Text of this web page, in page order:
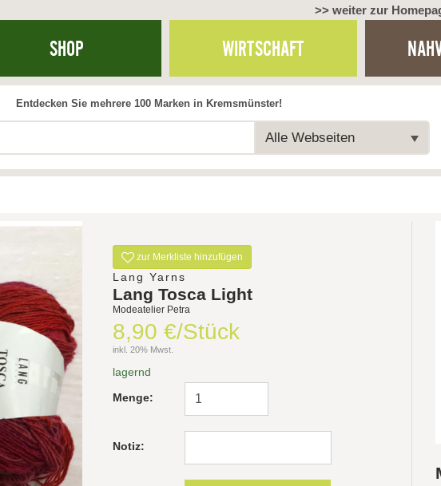
>> weiter zur
SHOP WIRTSCHAFT
Alle Webseiten
Entdecken Sie mehrere 100 Marken in Kremsmünster!
zur Merkliste hinzufügen
Lang Yarns
Lang Tosca Light
Modeatelier Petra
8,90 €/Stück
inkl. 20% Mwst.
lagernd
Menge:
Notiz: